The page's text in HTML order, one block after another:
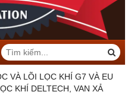
VÀ LÕI LỌC KHÍ G7 VÀ EU
KHÍ DELTECH, VAN XẢ